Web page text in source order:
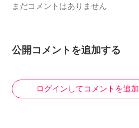
まだコメントはありません
公開コメントを追加する
ログインしてコメントを追加